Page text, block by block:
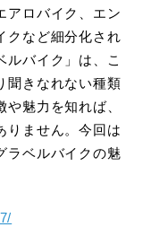
アロバイク、エン
クなど細分化され
ルバイク」は、こ
聞きなれない種類
魅力を知れば、
りません。今回は
ラベルバイクの魅